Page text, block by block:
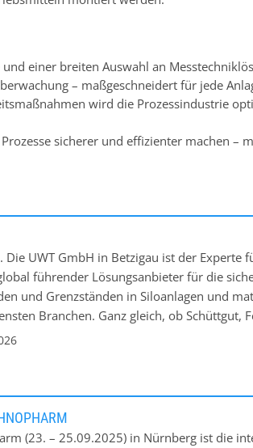
einer breiten Auswahl an
– maßgeschneidert für jede
wird die Prozessindustrie
sicherer und effizienter machen –
Die UWT GmbH in Betzigau ist der
führender Lösungsanbieter für die
und Grenzständen in Siloanlagen und
Branchen. Ganz gleich, ob Schüttgut,
gilt mit Produktlinien wie Rotonivo®,
Mexiko, Großbritannien, Spanien und
Anwendungen ins Feld gebracht.
höchstem Niveau. Das Ganze basiert auf
(23. – 25.09.2025) in Nürnberg ist die